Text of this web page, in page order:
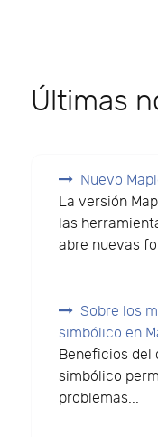
Últimas
Nuevo
La versión
las
abre nuevas
Sobre los
simbólico en
Beneficios del
simbólico
problemas...